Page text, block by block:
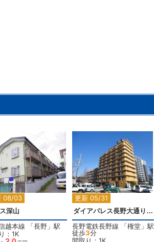
08/03
2
深山
越本線 「長野 」駅
：1K
更新 05/31
2
ダイアパレス長野大通りⅠ（520）
長野電鉄長野線 「権堂 」駅
徒歩3分